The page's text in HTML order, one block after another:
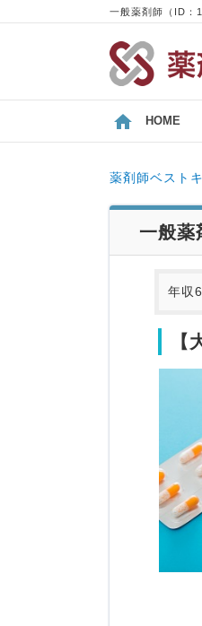
一般薬剤師（ID：
HOME
薬剤師ベスト
一般薬
年収